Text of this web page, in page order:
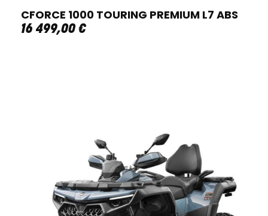
CFORCE 1000 TOURING PREMIUM L7 ABS
16 499,00€